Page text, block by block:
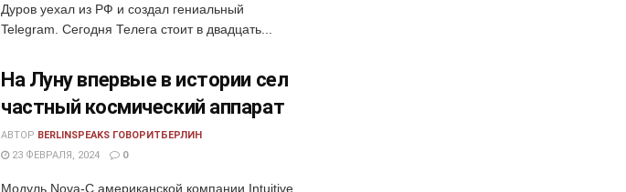
Дуров уехал из РФ и создал гениальный
Telegram. Сегодня Телега стоит в двадцать...
​​На Луну впервые в истории сел
частный космический аппарат
АВТОР BERLINSPEAKS ГОВОРИТБЕРЛИН
23 ФЕВРАЛЯ, 2024
0
Модуль Nova-C американской компании Intuitive